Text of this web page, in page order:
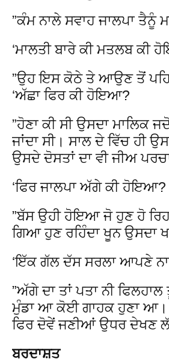
”ਕੰਮ ਨਾਲੇ ਸਵਾਹ ਜਾਲਪਾ ਤੈਨੂੰ
‘ਮਾਲਤੀ ਬਾਰੇ ਕੀ ਮਤਲਬ ਕੀ
”ਉਹ ਇਸ ਕੋਠੇ ਤੇ ਆਉਣ ਤੋਂ
‘ਅੱਛਾ ਫਿਰ ਕੀ ਹੋਇਆ?
”ਹੋਣਾ ਕੀ ਸੀ ਉਸਦਾ ਮਾਲਿਕ
ਜਾਂਦਾ ਸੀ। ਸਾਲ ਦੇ ਵਿੱਚ ਹੀ
ਉਸਦੇ ਦੋਸਤਾਂ ਦਾ ਵੀ ਜੀਅ
‘ਫਿਰ ਜਾਲਪਾ ਅੱਗੇ ਕੀ ਹੋਇਆ?
”ਬੱਸ ਉਹੀ ਹੋਇਆ ਜੋ ਹੁਣ ਹੋ
ਗਿਆ ਹੁਣ ਰਹਿੰਦਾ ਖੂਨ ਉਸਦਾ
‘ਇੱਕ ਗੱਲ ਦੱਸ ਸਰਲਾ ਆਪਣੇ
”ਅੱਗੇ ਦਾ ਤਾਂ ਪਤਾ ਨੀ
ਮੁੰਡਾ ਆ ਕੋਈ ਗਾਹਕ ਹੁਣਾ ਆ।
ਫਿਰ ਦੋਵੇਂ ਜਣੀਆਂ ਉਧਰ ਦੇਖਣ
ਬਰਦਾਸ਼ਤ